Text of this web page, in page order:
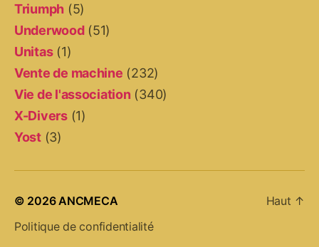
Triumph (5)
Underwood(51)
Unitas(1)
Vente de machine (232)
Vie de l'association (340)
X-Divers(1)
Yost(3)
© 2026 ANCMECA
Politique de confidentialité
Haut ↑